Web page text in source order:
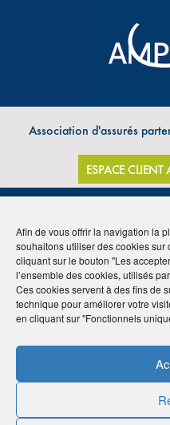
Afin de vous offrir la navigation la
souhaitons utiliser des cookies sur
cliquant sur le bouton "Les
l’ensemble des cookies, utilisés
Ces cookies servent à des fins de
technique pour améliorer votre
en cliquant sur "Fonctionnels
Association d'assurés
ESPACE
Archive